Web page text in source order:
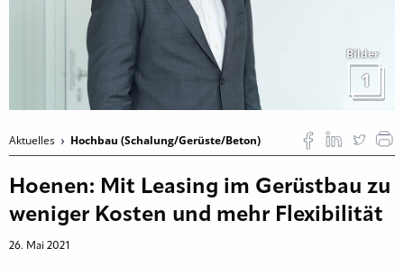
Bilder
1
Aktuelles Hochbau (Schalung/Gerüste/Beton)
Hoenen: Mit Leasing im Gerüstbau zu
weniger Kosten und mehr Flexibilität
26. Mai 2021